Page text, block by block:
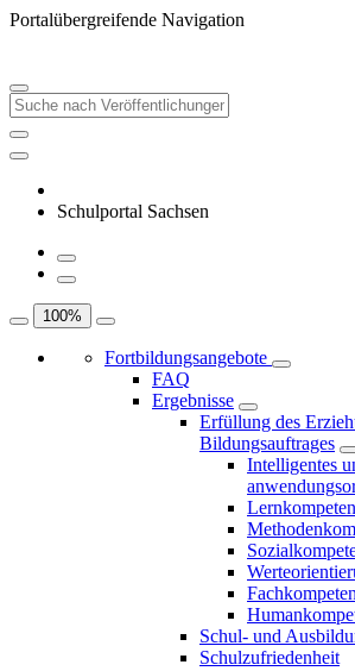
Portalübergreifende Navigation
Schulportal Sachsen
100%
Fortbildungsangebote
FAQ
Ergebnisse
Erfüllung des
Bildungsauftrages
Intelligentes
Schul- und
Schulzufriedenheit